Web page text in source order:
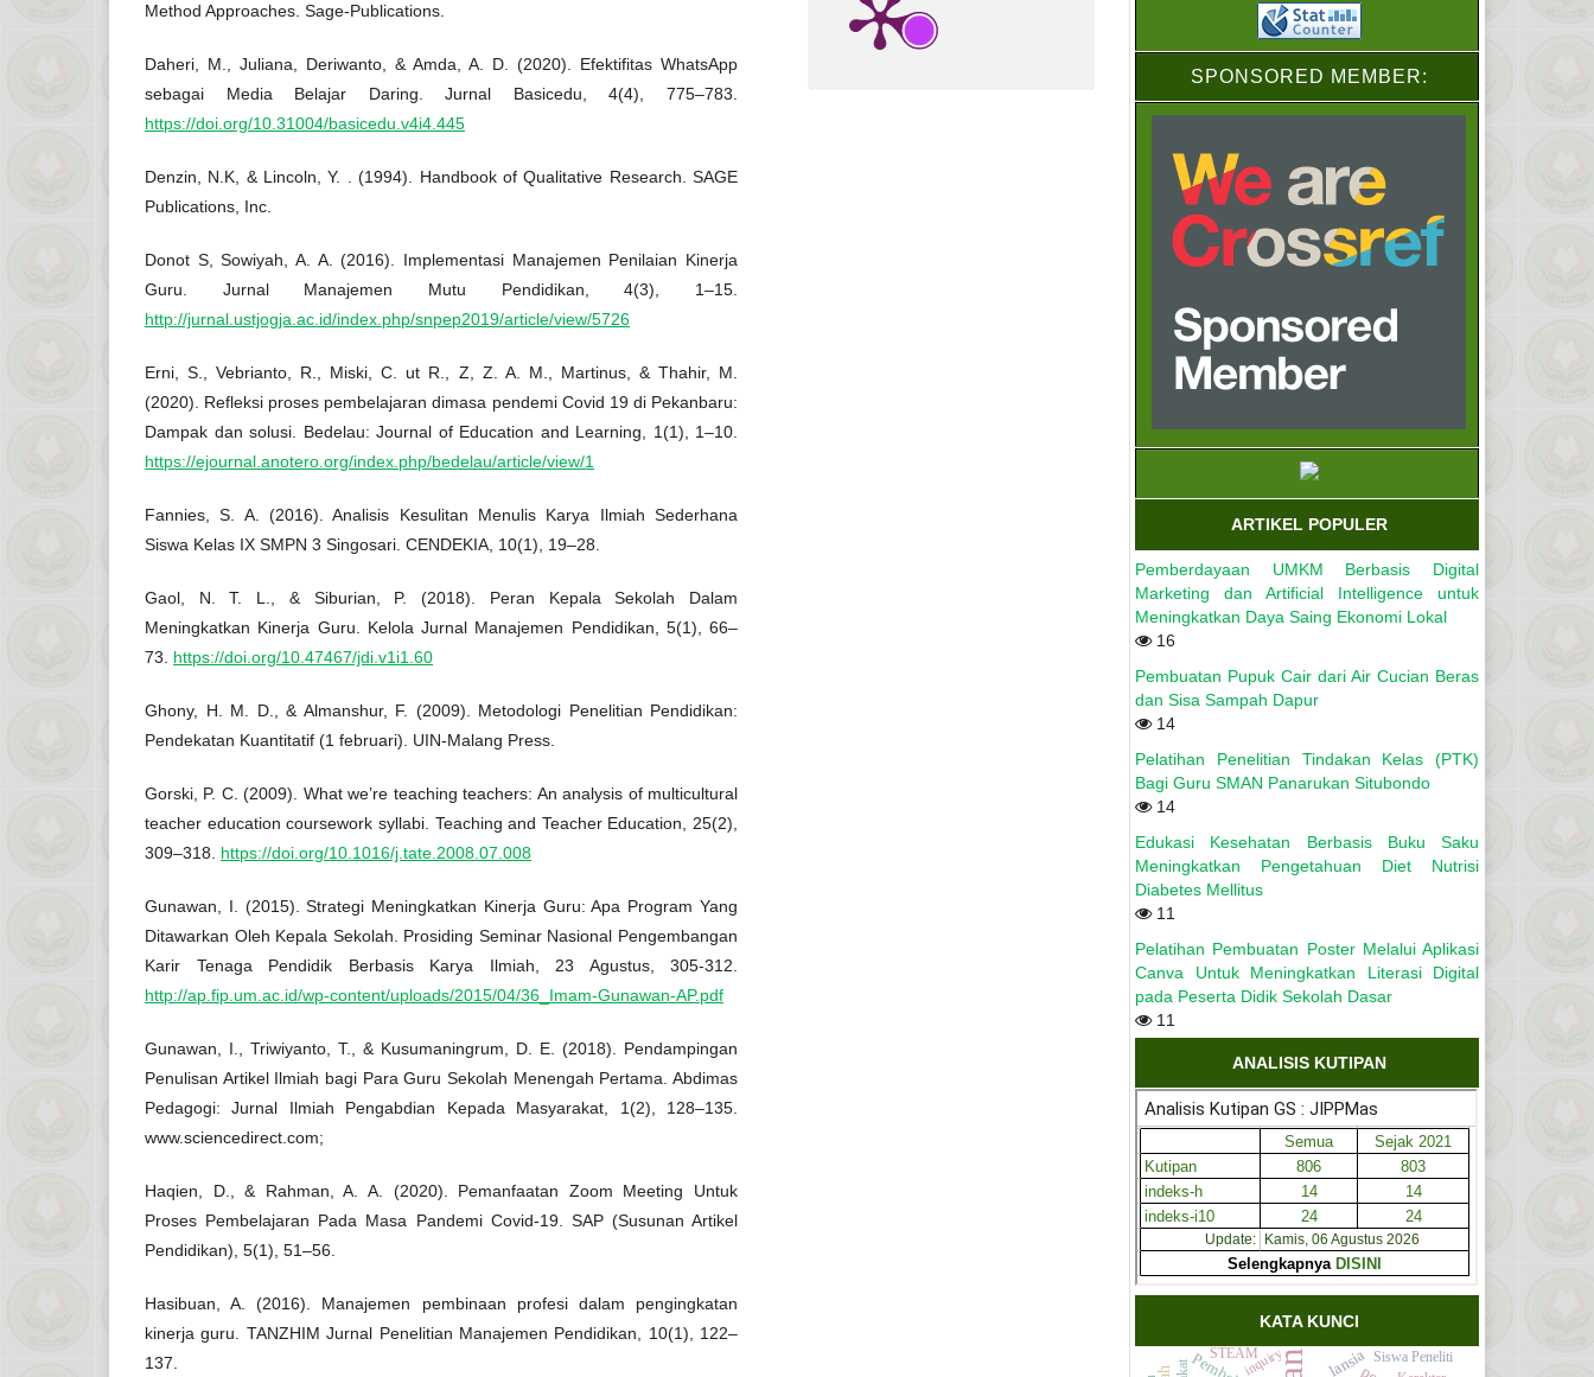
Method Approaches. Sage-Publications.
Daheri, M., Juliana, Deriwanto, & Amda, A. D. (2020). Efektifitas WhatsApp
sebagai Media Belajar Daring. Jurnal Basicedu, 4(4), 775–783.
https://doi.org/10.31004/basicedu.v4i4.445
Denzin, N.K, & Lincoln, Y. . (1994). Handbook of Qualitative Research. SAGE
Publications, Inc.
Donot S, Sowiyah, A. A. (2016). Implementasi Manajemen Penilaian Kinerja
Guru. Jurnal Manajemen Mutu Pendidikan, 4(3), 1–15.
http://jurnal.ustjogja.ac.id/index.php/snpep2019/article/view/5726
Erni, S., Vebrianto, R., Miski, C. ut R., Z, Z. A. M., Martinus, & Thahir, M.
(2020). Refleksi proses pembelajaran dimasa pendemi Covid 19 di Pekanbaru:
Dampak dan solusi. Bedelau: Journal of Education and Learning, 1(1), 1–10.
https://ejournal.anotero.org/index.php/bedelau/article/view/1
Fannies, S. A. (2016). Analisis Kesulitan Menulis Karya Ilmiah Sederhana
Siswa Kelas IX SMPN 3 Singosari. CENDEKIA, 10(1), 19–28.
Gaol, N. T. L., & Siburian, P. (2018). Peran Kepala Sekolah Dalam
Meningkatkan Kinerja Guru. Kelola Jurnal Manajemen Pendidikan, 5(1), 66–
73. https://doi.org/10.47467/jdi.v1i1.60
Ghony, H. M. D., & Almanshur, F. (2009). Metodologi Penelitian Pendidikan:
Pendekatan Kuantitatif (1 februari). UIN-Malang Press.
Gorski, P. C. (2009). What we’re teaching teachers: An analysis of multicultural
teacher education coursework syllabi. Teaching and Teacher Education, 25(2),
309–318. https://doi.org/10.1016/j.tate.2008.07.008
Gunawan, I. (2015). Strategi Meningkatkan Kinerja Guru: Apa Program Yang
Ditawarkan Oleh Kepala Sekolah. Prosiding Seminar Nasional Pengembangan
Karir Tenaga Pendidik Berbasis Karya Ilmiah, 23 Agustus, 305-312.
http://ap.fip.um.ac.id/wp-content/uploads/2015/04/36_Imam-Gunawan-AP.pdf
Gunawan, I., Triwiyanto, T., & Kusumaningrum, D. E. (2018). Pendampingan
Penulisan Artikel Ilmiah bagi Para Guru Sekolah Menengah Pertama. Abdimas
Pedagogi: Jurnal Ilmiah Pengabdian Kepada Masyarakat, 1(2), 128–135.
www.sciencedirect.com;
Haqien, D., & Rahman, A. A. (2020). Pemanfaatan Zoom Meeting Untuk
Proses Pembelajaran Pada Masa Pandemi Covid-19. SAP (Susunan Artikel
Pendidikan), 5(1), 51–56.
Hasibuan, A. (2016). Manajemen pembinaan profesi dalam pengingkatan
kinerja guru. TANZHIM Jurnal Penelitian Manajemen Pendidikan, 10(1), 122–
137.
SPONSORED MEMBER:
ARTIKEL POPULER
Pemberdayaan UMKM Berbasis Digital
Marketing dan Artificial Intelligence untuk
Meningkatkan Daya Saing Ekonomi Lokal
16
Pembuatan Pupuk Cair dari Air Cucian Beras
dan Sisa Sampah Dapur
14
Pelatihan Penelitian Tindakan Kelas (PTK)
Bagi Guru SMAN Panarukan Situbondo
14
Edukasi Kesehatan Berbasis Buku Saku
Meningkatkan Pengetahuan Diet Nutrisi
Diabetes Mellitus
11
Pelatihan Pembuatan Poster Melalui Aplikasi
Canva Untuk Meningkatkan Literasi Digital
pada Peserta Didik Sekolah Dasar
11
ANALISIS KUTIPAN
KATA KUNCI
lansia
inquiry Siswa Peneliti
STEAM